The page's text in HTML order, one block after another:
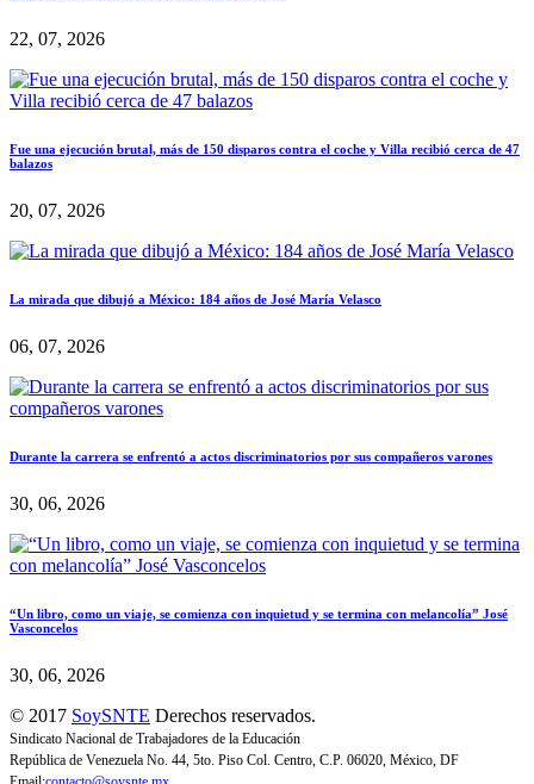
22, 07, 2026
Fue una ejecución brutal, más de 150 disparos contra el coche y Villa recibió cerca de 47
balazos
20, 07, 2026
La mirada que dibujó a México: 184 años de José María Velasco
06, 07, 2026
Durante la carrera se enfrentó a actos discriminatorios por sus compañeros varones
30, 06, 2026
“Un libro, como un viaje, se comienza con inquietud y se termina con melancolía” José
Vasconcelos
30, 06, 2026
© 2017 SoySNTE Derechos reservados.
Sindicato Nacional de Trabajadores de la Educación
República de Venezuela No. 44, 5to. Piso Col. Centro, C.P. 06020, México, DF